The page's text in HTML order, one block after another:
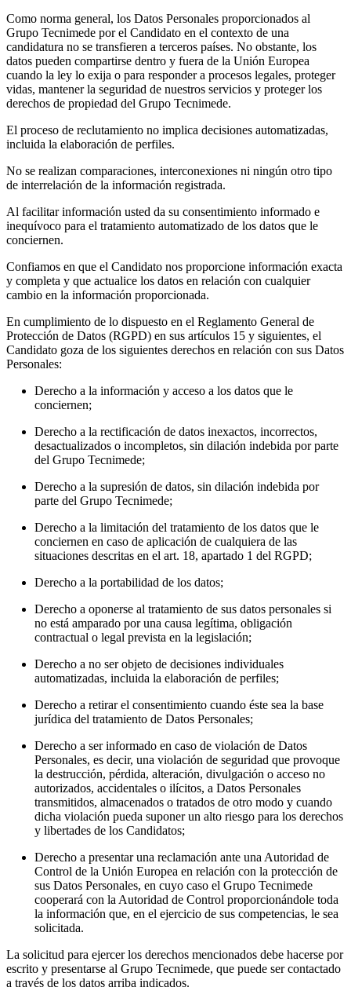
Como norma general, los Datos Personales proporcionados al
Grupo Tecnimede por el Candidato en el contexto de una
candidatura no se transfieren a terceros países. No obstante, los
datos pueden compartirse dentro y fuera de la Unión Europea
cuando la ley lo exija o para responder a procesos legales, proteger
vidas, mantener la seguridad de nuestros servicios y proteger los
derechos de propiedad del Grupo Tecnimede.
El proceso de reclutamiento no implica decisiones automatizadas,
incluida la elaboración de perfiles.
No se realizan comparaciones, interconexiones ni ningún otro tipo
de interrelación de la información registrada.
Al facilitar información usted da su consentimiento informado e
inequívoco para el tratamiento automatizado de los datos que le
conciernen.
Confiamos en que el Candidato nos proporcione información exacta
y completa y que actualice los datos en relación con cualquier
cambio en la información proporcionada.
En cumplimiento de lo dispuesto en el Reglamento General de
Protección de Datos (RGPD) en sus artículos 15 y siguientes, el
Candidato goza de los siguientes derechos en relación con sus Datos
Personales:
Derecho a la información y acceso a los datos que le
conciernen;
Derecho a la rectificación de datos inexactos, incorrectos,
desactualizados o incompletos, sin dilación indebida por parte
del Grupo Tecnimede;
Derecho a la supresión de datos, sin dilación indebida por
parte del Grupo Tecnimede;
Derecho a la limitación del tratamiento de los datos que le
conciernen en caso de aplicación de cualquiera de las
situaciones descritas en el art. 18, apartado 1 del RGPD;
Derecho a la portabilidad de los datos;
Derecho a oponerse al tratamiento de sus datos personales si
no está amparado por una causa legítima, obligación
contractual o legal prevista en la legislación;
Derecho a no ser objeto de decisiones individuales
automatizadas, incluida la elaboración de perfiles;
Derecho a retirar el consentimiento cuando éste sea la base
jurídica del tratamiento de Datos Personales;
Derecho a ser informado en caso de violación de Datos
Personales, es decir, una violación de seguridad que provoque
la destrucción, pérdida, alteración, divulgación o acceso no
autorizados, accidentales o ilícitos, a Datos Personales
transmitidos, almacenados o tratados de otro modo y cuando
dicha violación pueda suponer un alto riesgo para los derechos
y libertades de los Candidatos;
Derecho a presentar una reclamación ante una Autoridad de
Control de la Unión Europea en relación con la protección de
sus Datos Personales, en cuyo caso el Grupo Tecnimede
cooperará con la Autoridad de Control proporcionándole toda
la información que, en el ejercicio de sus competencias, le sea
solicitada.
La solicitud para ejercer los derechos mencionados debe hacerse por
escrito y presentarse al Grupo Tecnimede, que puede ser contactado
a través de los datos arriba indicados.